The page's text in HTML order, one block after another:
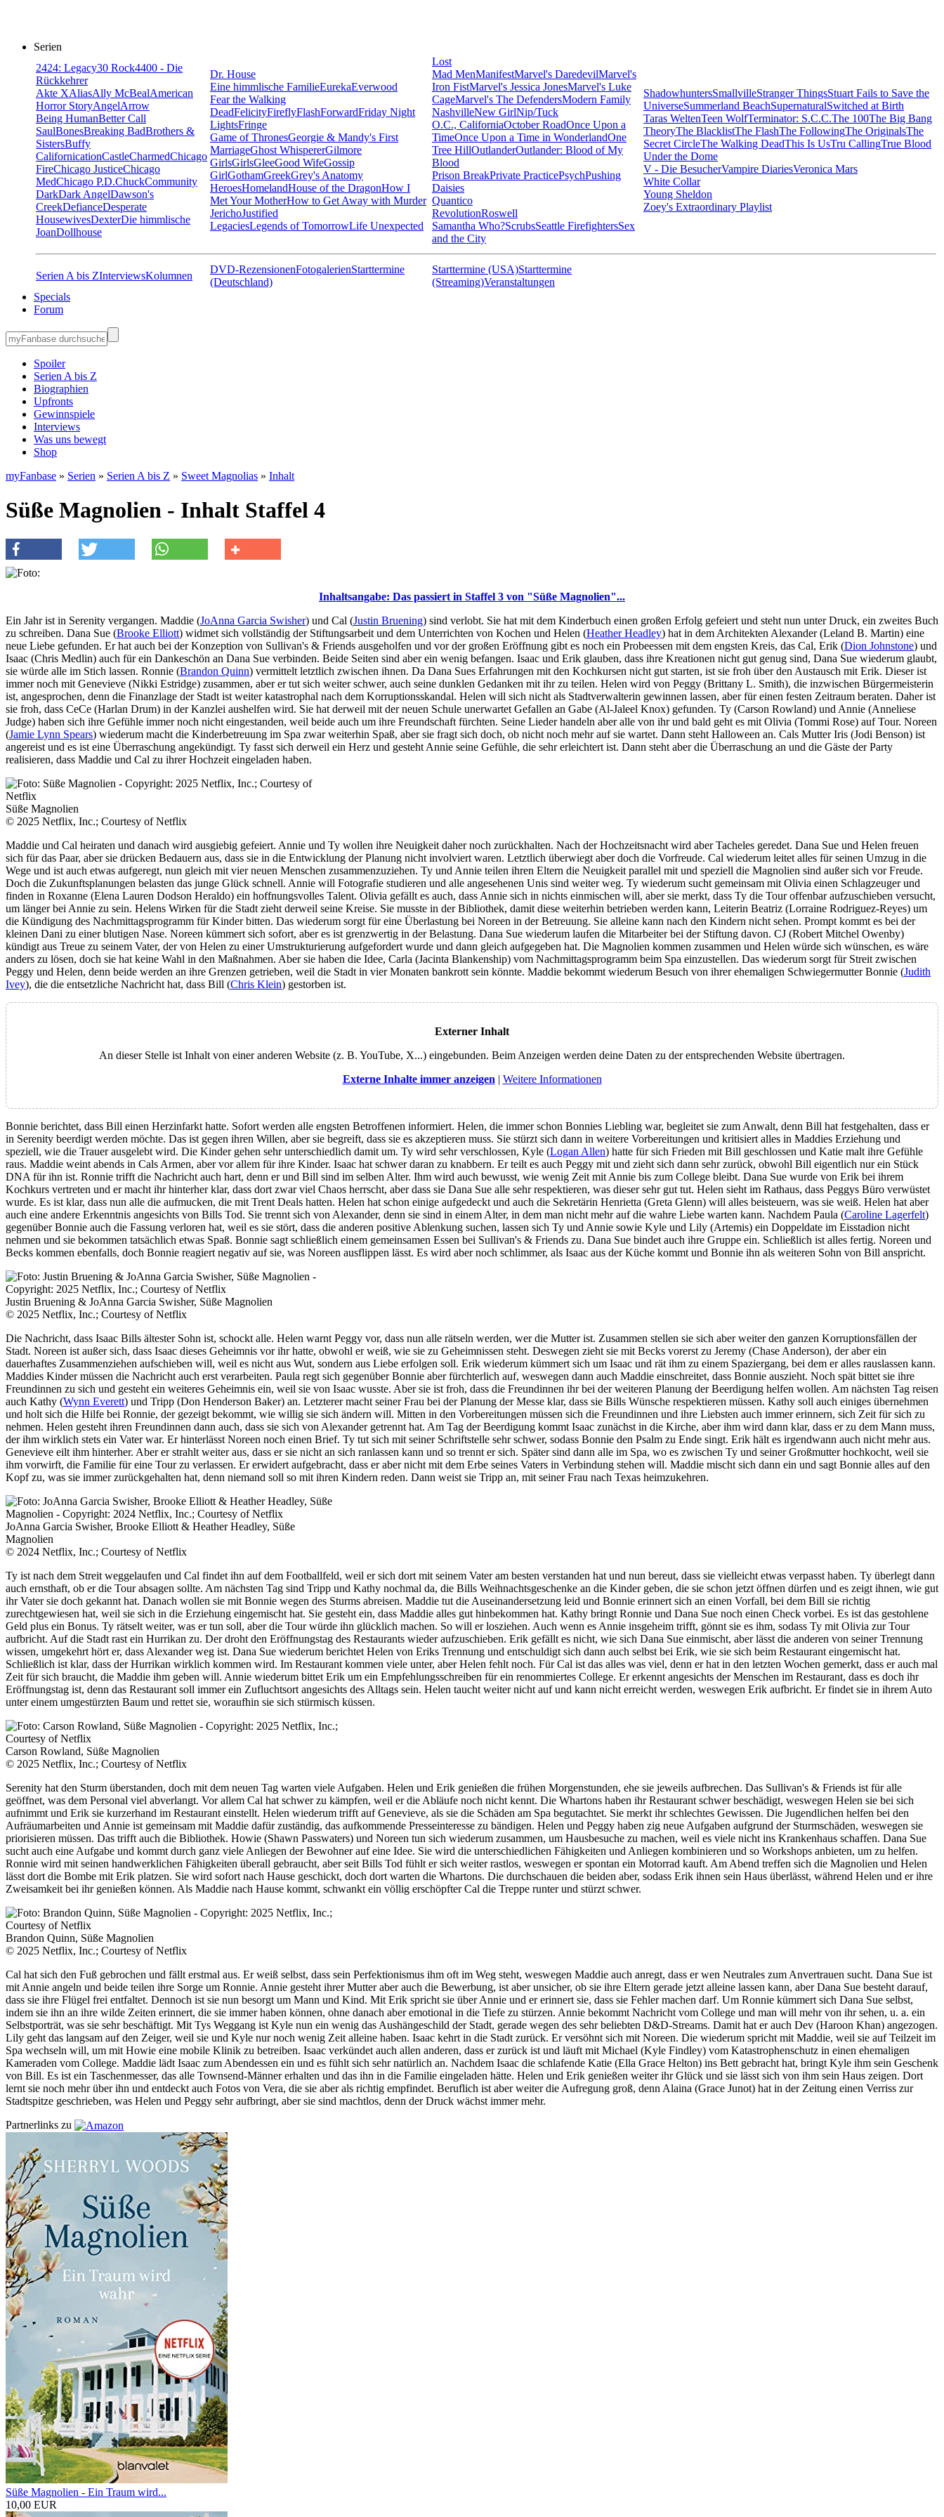
Serien
2424: Legacy30 Rock4400 - Die
Rückkehrer
Akte XAliasAlly McBealAmerican
Horror StoryAngelArrow
Being HumanBetter Call
SaulBonesBreaking BadBrothers &
SistersBuffy
CalifornicationCastleCharmedChicago
FireChicago JusticeChicago
MedChicago P.D.ChuckCommunity
DarkDark AngelDawson's
CreekDefianceDesperate
HousewivesDexterDie himmlische
JoanDollhouse
Dr. House
Eine himmlische FamilieEurekaEverwood
Fear the Walking
DeadFelicityFireflyFlashForwardFriday Night
LightsFringe
Game of ThronesGeorgie & Mandy's First
MarriageGhost WhispererGilmore
GirlsGirlsGleeGood WifeGossip
GirlGothamGreekGrey's Anatomy
HeroesHomelandHouse of the DragonHow I
Met Your MotherHow to Get Away with Murder
JerichoJustified
LegaciesLegends of TomorrowLife Unexpected
Lost
Mad MenManifestMarvel's DaredevilMarvel's
Iron FistMarvel's Jessica JonesMarvel's Luke
CageMarvel's The DefendersModern Family
NashvilleNew GirlNip/Tuck
O.C., CaliforniaOctober RoadOnce Upon a
TimeOnce Upon a Time in WonderlandOne
Tree HillOutlanderOutlander: Blood of My
Blood
Prison BreakPrivate PracticePsychPushing
Daisies
Quantico
RevolutionRoswell
Samantha Who?ScrubsSeattle FirefightersSex
and the City
ShadowhuntersSmallvilleStranger ThingsStuart Fails to Save the
UniverseSummerland BeachSupernaturalSwitched at Birth
Taras WeltenTeen WolfTerminator: S.C.C.The 100The Big Bang
TheoryThe BlacklistThe FlashThe FollowingThe OriginalsThe
Secret CircleThe Walking DeadThis Is UsTru CallingTrue Blood
Under the Dome
V - Die BesucherVampire DiariesVeronica Mars
White Collar
Young Sheldon
Zoey's Extraordinary Playlist
Serien A bis ZInterviewsKolumnen
DVD-RezensionenFotogalerienStarttermine
(Deutschland)
Starttermine (USA)Starttermine
(Streaming)Veranstaltungen
Specials
Forum
Spoiler
Serien A bis Z
Biographien
Upfronts
Gewinnspiele
Interviews
Was uns bewegt
Shop
myFanbase » Serien » Serien A bis Z » Sweet Magnolias » Inhalt
Süße Magnolien - Inhalt Staffel 4
Inhaltsangabe: Das passiert in Staffel 3 von "Süße Magnolien"...
Ein Jahr ist in Serenity vergangen. Maddie (JoAnna Garcia Swisher) und Cal (Justin Bruening) sind verlobt. Sie hat mit dem Kinderbuch einen großen Erfolg gefeiert und steht nun unter Druck, ein zweites Buch
zu schreiben. Dana Sue (Brooke Elliott) widmet sich vollständig der Stiftungsarbeit und dem Unterrichten von Kochen und Helen (Heather Headley) hat in dem Architekten Alexander (Leland B. Martin) eine
neue Liebe gefunden. Er hat auch bei der Konzeption von Sullivan's & Friends ausgeholfen und vor der großen Eröffnung gibt es noch ein Probeessen mit dem engsten Kreis, das Cal, Erik (Dion Johnstone) und
Isaac (Chris Medlin) auch für ein Dankeschön an Dana Sue verbinden. Beide Seiten sind aber ein wenig befangen. Isaac und Erik glauben, dass ihre Kreationen nicht gut genug sind, Dana Sue wiederum glaubt,
sie würde alle im Stich lassen. Ronnie (Brandon Quinn) vermittelt letztlich zwischen ihnen. Da Dana Sues Erfahrungen mit den Kochkursen nicht gut starten, ist sie froh über den Austausch mit Erik. Dieser ist
immer noch mit Genevieve (Nikki Estridge) zusammen, aber er tut sich weiter schwer, auch seine dunklen Gedanken mit ihr zu teilen. Helen wird von Peggy (Brittany L. Smith), die inzwischen Bürgermeisterin
ist, angesprochen, denn die Finanzlage der Stadt ist weiter katastrophal nach dem Korruptionsskandal. Helen will sich nicht als Stadtverwalterin gewinnen lassen, aber für einen festen Zeitraum beraten. Daher ist
sie froh, dass CeCe (Harlan Drum) in der Kanzlei aushelfen wird. Sie hat derweil mit der neuen Schule unerwartet Gefallen an Gabe (Al-Jaleel Knox) gefunden. Ty (Carson Rowland) und Annie (Anneliese
Judge) haben sich ihre Gefühle immer noch nicht eingestanden, weil beide auch um ihre Freundschaft fürchten. Seine Lieder handeln aber alle von ihr und bald geht es mit Olivia (Tommi Rose) auf Tour. Noreen
(Jamie Lynn Spears) wiederum macht die Kinderbetreuung im Spa zwar weiterhin Spaß, aber sie fragt sich doch, ob nicht noch mehr auf sie wartet. Dann steht Halloween an. Cals Mutter Iris (Jodi Benson) ist
angereist und es ist eine Überraschung angekündigt. Ty fasst sich derweil ein Herz und gesteht Annie seine Gefühle, die sehr erleichtert ist. Dann steht aber die Überraschung an und die Gäste der Party
realisieren, dass Maddie und Cal zu ihrer Hochzeit eingeladen haben.
Süße Magnolien
© 2025 Netflix, Inc.; Courtesy of Netflix
Maddie und Cal heiraten und danach wird ausgiebig gefeiert. Annie und Ty wollen ihre Neuigkeit daher noch zurückhalten. Nach der Hochzeitsnacht wird aber Tacheles geredet. Dana Sue und Helen freuen
sich für das Paar, aber sie drücken Bedauern aus, dass sie in die Entwicklung der Planung nicht involviert waren. Letztlich überwiegt aber doch die Vorfreude. Cal wiederum leitet alles für seinen Umzug in die
Wege und ist auch etwas aufgeregt, nun gleich mit vier neuen Menschen zusammenzuziehen. Ty und Annie teilen ihren Eltern die Neuigkeit parallel mit und speziell die Magnolien sind außer sich vor Freude.
Doch die Zukunftsplanungen belasten das junge Glück schnell. Annie will Fotografie studieren und alle angesehenen Unis sind weiter weg. Ty wiederum sucht gemeinsam mit Olivia einen Schlagzeuger und
finden in Roxanne (Elena Lauren Dodson Heraldo) ein hoffnungsvolles Talent. Olivia gefällt es auch, dass Annie sich in nichts einmischen will, aber sie merkt, dass Ty die Tour offenbar aufzuschieben versucht,
um länger bei Annie zu sein. Helens Wirken für die Stadt zieht derweil seine Kreise. Sie musste in der Bibliothek, damit diese weiterhin betrieben werden kann, Leiterin Beatriz (Lorraine Rodriguez-Reyes) um
die Kündigung des Nachmittagsprogramm für Kinder bitten. Das wiederum sorgt für eine Überlastung bei Noreen in der Betreuung. Sie alleine kann nach den Kindern nicht sehen. Prompt kommt es bei der
kleinen Dani zu einer blutigen Nase. Noreen kümmert sich sofort, aber es ist grenzwertig in der Belastung. Dana Sue wiederum laufen die Mitarbeiter bei der Stiftung davon. CJ (Robert Mitchel Owenby)
kündigt aus Treue zu seinem Vater, der von Helen zu einer Umstrukturierung aufgefordert wurde und dann gleich aufgegeben hat. Die Magnolien kommen zusammen und Helen würde sich wünschen, es wäre
anders zu lösen, doch sie hat keine Wahl in den Maßnahmen. Aber sie haben die Idee, Carla (Jacinta Blankenship) vom Nachmittagsprogramm beim Spa einzustellen. Das wiederum sorgt für Streit zwischen
Peggy und Helen, denn beide werden an ihre Grenzen getrieben, weil die Stadt in vier Monaten bankrott sein könnte. Maddie bekommt wiederum Besuch von ihrer ehemaligen Schwiegermutter Bonnie (Judith
Ivey), die die entsetzliche Nachricht hat, dass Bill (Chris Klein) gestorben ist.
Externer Inhalt
An dieser Stelle ist Inhalt von einer anderen Website (z. B. YouTube, X...) eingebunden. Beim Anzeigen werden deine Daten zu der entsprechenden Website übertragen.
Externe Inhalte immer anzeigen | Weitere Informationen
Bonnie berichtet, dass Bill einen Herzinfarkt hatte. Sofort werden alle engsten Betroffenen informiert. Helen, die immer schon Bonnies Liebling war, begleitet sie zum Anwalt, denn Bill hat festgehalten, dass er
in Serenity beerdigt werden möchte. Das ist gegen ihren Willen, aber sie begreift, dass sie es akzeptieren muss. Sie stürzt sich dann in weitere Vorbereitungen und kritisiert alles in Maddies Erziehung und
speziell, wie die Trauer ausgelebt wird. Die Kinder gehen sehr unterschiedlich damit um. Ty wird sehr verschlossen, Kyle (Logan Allen) hatte für sich Frieden mit Bill geschlossen und Katie malt ihre Gefühle
raus. Maddie weint abends in Cals Armen, aber vor allem für ihre Kinder. Isaac hat schwer daran zu knabbern. Er teilt es auch Peggy mit und zieht sich dann sehr zurück, obwohl Bill eigentlich nur ein Stück
DNA für ihn ist. Ronnie trifft die Nachricht auch hart, denn er und Bill sind im selben Alter. Ihm wird auch bewusst, wie wenig Zeit mit Annie bis zum College bleibt. Dana Sue wurde von Erik bei ihrem
Kochkurs vertreten und er macht ihr hinterher klar, dass dort zwar viel Chaos herrscht, aber dass sie Dana Sue alle sehr respektieren, was dieser sehr gut tut. Helen sieht im Rathaus, dass Peggys Büro verwüstet
wurde. Es ist klar, dass nun alle die aufmucken, die mit Trent Deals hatten. Helen hat schon einige aufgedeckt und auch die Sekretärin Henrietta (Greta Glenn) will alles beisteuern, was sie weiß. Helen hat aber
auch eine andere Erkenntnis angesichts von Bills Tod. Sie trennt sich von Alexander, denn sie sind in einem Alter, in dem man nicht mehr auf die wahre Liebe warten kann. Nachdem Paula (Caroline Lagerfelt)
gegenüber Bonnie auch die Fassung verloren hat, weil es sie stört, dass die anderen positive Ablenkung suchen, lassen sich Ty und Annie sowie Kyle und Lily (Artemis) ein Doppeldate im Eisstadion nicht
nehmen und sie bekommen tatsächlich etwas Spaß. Bonnie sagt schließlich einem gemeinsamen Essen bei Sullivan's & Friends zu. Dana Sue bindet auch ihre Gruppe ein. Schließlich ist alles fertig. Noreen und
Becks kommen ebenfalls, doch Bonnie reagiert negativ auf sie, was Noreen ausflippen lässt. Es wird aber noch schlimmer, als Isaac aus der Küche kommt und Bonnie ihn als weiteren Sohn von Bill anspricht.
Justin Bruening & JoAnna Garcia Swisher, Süße Magnolien
© 2025 Netflix, Inc.; Courtesy of Netflix
Die Nachricht, dass Isaac Bills ältester Sohn ist, schockt alle. Helen warnt Peggy vor, dass nun alle rätseln werden, wer die Mutter ist. Zusammen stellen sie sich aber weiter den ganzen Korruptionsfällen der
Stadt. Noreen ist außer sich, dass Isaac dieses Geheimnis vor ihr hatte, obwohl er weiß, wie sie zu Geheimnissen steht. Deswegen zieht sie mit Becks vorerst zu Jeremy (Chase Anderson), der aber ein
dauerhaftes Zusammenziehen aufschieben will, weil es nicht aus Wut, sondern aus Liebe erfolgen soll. Erik wiederum kümmert sich um Isaac und rät ihm zu einem Spaziergang, bei dem er alles rauslassen kann.
Maddies Kinder müssen die Nachricht auch erst verarbeiten. Paula regt sich gegenüber Bonnie aber fürchterlich auf, weswegen dann auch Maddie einschreitet, dass Bonnie auszieht. Noch spät bittet sie ihre
Freundinnen zu sich und gesteht ein weiteres Geheimnis ein, weil sie von Isaac wusste. Aber sie ist froh, dass die Freundinnen ihr bei der weiteren Planung der Beerdigung helfen wollen. Am nächsten Tag reisen
auch Kathy (Wynn Everett) und Tripp (Don Henderson Baker) an. Letzterer macht seiner Frau bei der Planung der Messe klar, dass sie Bills Wünsche respektieren müssen. Kathy soll auch einiges übernehmen
und holt sich die Hilfe bei Ronnie, der gezeigt bekommt, wie willig sie sich ändern will. Mitten in den Vorbereitungen müssen sich die Freundinnen und ihre Liebsten auch immer erinnern, sich Zeit für sich zu
nehmen. Helen gesteht ihren Freundinnen dann auch, dass sie sich von Alexander getrennt hat. Am Tag der Beerdigung kommt Isaac zunächst in die Kirche, aber ihm wird dann klar, dass er zu dem Mann muss,
der ihm wirklich stets ein Vater war. Er hinterlässt Noreen noch einen Brief. Ty tut sich mit seiner Schriftstelle sehr schwer, sodass Bonnie den Psalm zu Ende singt. Erik hält es irgendwann auch nicht mehr aus.
Genevieve eilt ihm hinterher. Aber er strahlt weiter aus, dass er sie nicht an sich ranlassen kann und so trennt er sich. Später sind dann alle im Spa, wo es zwischen Ty und seiner Großmutter hochkocht, weil sie
ihm vorwirft, die Familie für eine Tour zu verlassen. Er erwidert aufgebracht, dass er aber nicht mit dem Erbe seines Vaters in Verbindung stehen will. Maddie mischt sich dann ein und sagt Bonnie alles auf den
Kopf zu, was sie immer zurückgehalten hat, denn niemand soll so mit ihren Kindern reden. Dann weist sie Tripp an, mit seiner Frau nach Texas heimzukehren.
JoAnna Garcia Swisher, Brooke Elliott & Heather Headley, Süße
Magnolien
© 2024 Netflix, Inc.; Courtesy of Netflix
Ty ist nach dem Streit weggelaufen und Cal findet ihn auf dem Footballfeld, weil er sich dort mit seinem Vater am besten verstanden hat und nun bereut, dass sie vielleicht etwas verpasst haben. Ty überlegt dann
auch ernsthaft, ob er die Tour absagen sollte. Am nächsten Tag sind Tripp und Kathy nochmal da, die Bills Weihnachtsgeschenke an die Kinder geben, die sie schon jetzt öffnen dürfen und es zeigt ihnen, wie gut
ihr Vater sie doch gekannt hat. Danach wollen sie mit Bonnie wegen des Sturms abreisen. Maddie tut die Auseinandersetzung leid und Bonnie erinnert sich an einen Vorfall, bei dem Bill sie richtig
zurechtgewiesen hat, weil sie sich in die Erziehung eingemischt hat. Sie gesteht ein, dass Maddie alles gut hinbekommen hat. Kathy bringt Ronnie und Dana Sue noch einen Check vorbei. Es ist das gestohlene
Geld plus ein Bonus. Ty rätselt weiter, was er tun soll, aber die Tour würde ihn glücklich machen. So will er losziehen. Auch wenn es Annie insgeheim trifft, gönnt sie es ihm, sodass Ty mit Olivia zur Tour
aufbricht. Auf die Stadt rast ein Hurrikan zu. Der droht den Eröffnungstag des Restaurants wieder aufzuschieben. Erik gefällt es nicht, wie sich Dana Sue einmischt, aber lässt die anderen von seiner Trennung
wissen, umgekehrt hört er, dass Alexander weg ist. Dana Sue wiederum berichtet Helen von Eriks Trennung und entschuldigt sich dann auch selbst bei Erik, wie sie sich beim Restaurant eingemischt hat.
Schließlich ist klar, dass der Hurrikan wirklich kommen wird. Im Restaurant kommen viele unter, aber Helen fehlt noch. Für Cal ist das alles was viel, denn er hat in den letzten Wochen gemerkt, dass er auch mal
Zeit für sich braucht, die Maddie ihm geben will. Annie wiederum bittet Erik um ein Empfehlungsschreiben für ein renommiertes College. Er erkennt angesichts der Menschen im Restaurant, dass es doch ihr
Eröffnungstag ist, denn das Restaurant soll immer ein Zufluchtsort angesichts des Alltags sein. Helen taucht weiter nicht auf und kann nicht erreicht werden, weswegen Erik aufbricht. Er findet sie in ihrem Auto
unter einem umgestürzten Baum und rettet sie, woraufhin sie sich stürmisch küssen.
Carson Rowland, Süße Magnolien
© 2025 Netflix, Inc.; Courtesy of Netflix
Serenity hat den Sturm überstanden, doch mit dem neuen Tag warten viele Aufgaben. Helen und Erik genießen die frühen Morgenstunden, ehe sie jeweils aufbrechen. Das Sullivan's & Friends ist für alle
geöffnet, was dem Personal viel abverlangt. Vor allem Cal hat schwer zu kämpfen, weil er die Abläufe noch nicht kennt. Die Whartons haben ihr Restaurant schwer beschädigt, weswegen Helen sie bei sich
aufnimmt und Erik sie kurzerhand im Restaurant einstellt. Helen wiederum trifft auf Genevieve, als sie die Schäden am Spa begutachtet. Sie merkt ihr schlechtes Gewissen. Die Jugendlichen helfen bei den
Aufräumarbeiten und Annie ist gemeinsam mit Maddie dafür zuständig, das aufkommende Presseinteresse zu bändigen. Helen und Peggy haben zig neue Aufgaben aufgrund der Sturmschäden, weswegen sie
priorisieren müssen. Das trifft auch die Bibliothek. Howie (Shawn Passwaters) und Noreen tun sich wiederum zusammen, um Hausbesuche zu machen, weil es viele nicht ins Krankenhaus schaffen. Dana Sue
sucht auch eine Aufgabe und kommt durch ganz viele Anliegen der Bewohner auf eine Idee. Sie wird die unterschiedlichen Fähigkeiten und Anliegen kombinieren und so Workshops anbieten, um zu helfen.
Ronnie wird mit seinen handwerklichen Fähigkeiten überall gebraucht, aber seit Bills Tod fühlt er sich weiter rastlos, weswegen er spontan ein Motorrad kauft. Am Abend treffen sich die Magnolien und Helen
lässt dort die Bombe mit Erik platzen. Sie wird sofort nach Hause geschickt, doch dort warten die Whartons. Die durchschauen die beiden aber, sodass Erik ihnen sein Haus überlässt, während Helen und er ihre
Zweisamkeit bei ihr genießen können. Als Maddie nach Hause kommt, schwankt ein völlig erschöpfter Cal die Treppe runter und stürzt schwer.
Brandon Quinn, Süße Magnolien
© 2025 Netflix, Inc.; Courtesy of Netflix
Cal hat sich den Fuß gebrochen und fällt erstmal aus. Er weiß selbst, dass sein Perfektionismus ihm oft im Weg steht, weswegen Maddie auch anregt, dass er wen Neutrales zum Anvertrauen sucht. Dana Sue ist
mit Annie angeln und beide teilen ihre Sorge um Ronnie. Annie gesteht ihrer Mutter aber auch die Bewerbung, ist aber unsicher, ob sie ihre Eltern gerade jetzt alleine lassen kann, aber Dana Sue besteht darauf,
dass sie ihre Flügel frei entfaltet. Dennoch ist sie nun besorgt um Mann und Kind. Mit Erik spricht sie über Annie und er erinnert sie, dass sie Fehler machen darf. Um Ronnie kümmert sich Dana Sue selbst,
indem sie ihn an ihre wilde Zeiten erinnert, die sie immer haben können, ohne danach aber emotional in die Tiefe zu stürzen. Annie bekommt Nachricht vom College und man will mehr von ihr sehen, u. a. ein
Selbstporträt, was sie sehr beschäftigt. Mit Tys Weggang ist Kyle nun ein wenig das Aushängeschild der Stadt, gerade wegen des sehr beliebten D&D-Streams. Damit hat er auch Dev (Haroon Khan) angezogen.
Lily geht das langsam auf den Zeiger, weil sie und Kyle nur noch wenig Zeit alleine haben. Isaac kehrt in die Stadt zurück. Er versöhnt sich mit Noreen. Die wiederum spricht mit Maddie, weil sie auf Teilzeit im
Spa wechseln will, um mit Howie eine mobile Klinik zu betreiben. Isaac verkündet auch allen anderen, dass er zurück ist und läuft mit Michael (Kyle Findley) vom Katastrophenschutz in einen ehemaligen
Kameraden vom College. Maddie lädt Isaac zum Abendessen ein und es fühlt sich sehr natürlich an. Nachdem Isaac die schlafende Katie (Ella Grace Helton) ins Bett gebracht hat, bringt Kyle ihm sein Geschenk
von Bill. Es ist ein Taschenmesser, das alle Townsend-Männer erhalten und das ihn in die Familie eingeladen hätte. Helen und Erik genießen weiter ihr Glück und sie lässt sich von ihm sein Haus zeigen. Dort
lernt sie noch mehr über ihn und entdeckt auch Fotos von Vera, die sie aber als richtig empfindet. Beruflich ist aber weiter die Aufregung groß, denn Alaina (Grace Junot) hat in der Zeitung einen Verriss zur
Stadtspitze geschrieben, was Helen und Peggy sehr aufbringt, aber sie sind machtlos, denn der Druck wächst immer mehr.
Partnerlinks zu
Süße Magnolien - Ein Traum wird...
10,00 EUR